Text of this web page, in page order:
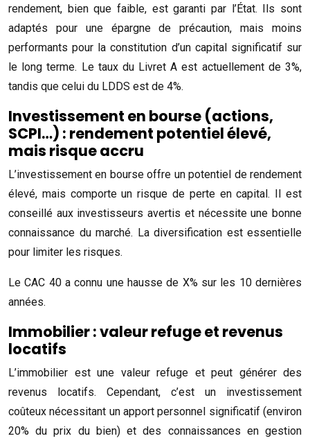
rendement, bien que faible, est garanti par l’État. Ils sont
adaptés pour une épargne de précaution, mais moins
performants pour la constitution d’un capital significatif sur
le long terme. Le taux du Livret A est actuellement de 3%,
tandis que celui du LDDS est de 4%.
Investissement en bourse (actions,
SCPI…) : rendement potentiel élevé,
mais risque accru
L’investissement en bourse offre un potentiel de rendement
élevé, mais comporte un risque de perte en capital. Il est
conseillé aux investisseurs avertis et nécessite une bonne
connaissance du marché. La diversification est essentielle
pour limiter les risques.
Le CAC 40 a connu une hausse de X% sur les 10 dernières
années.
Immobilier : valeur refuge et revenus
locatifs
L’immobilier est une valeur refuge et peut générer des
revenus locatifs. Cependant, c’est un investissement
coûteux nécessitant un apport personnel significatif (environ
20% du prix du bien) et des connaissances en gestion